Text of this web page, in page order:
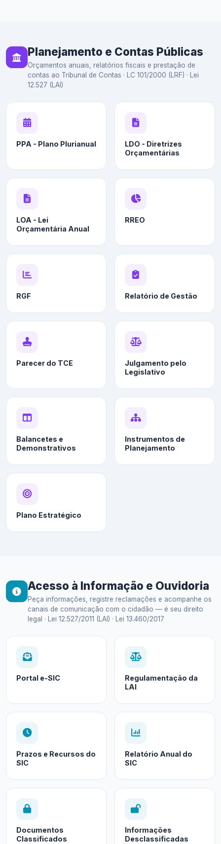
Planejamento e Contas Públicas
Orçamentos anuais, relatórios fiscais e prestação de
contas ao Tribunal de Contas · LC 101/2000 (LRF) · Lei
12.527 (LAI)
PPA - Plano Plurianual
LDO - Diretrizes
Orçamentárias
LOA - Lei
Orçamentária Anual
RREO
RGF Relatório de Gestão
Parecer do TCE
Julgamento pelo
Legislativo
Balancetes e
Demonstrativos
Instrumentos de
Planejamento
Plano Estratégico
Acesso à Informação e Ouvidoria
Peça informações, registre reclamações e acompanhe os
canais de comunicação com o cidadão — é seu direito
legal · Lei 12.527/2011 (LAI) · Lei 13.460/2017
Portal e-SIC
Regulamentação da
LAI
Prazos e Recursos do
SIC
Relatório Anual do
SIC
Documentos
Classificados
Informações
Desclassificadas